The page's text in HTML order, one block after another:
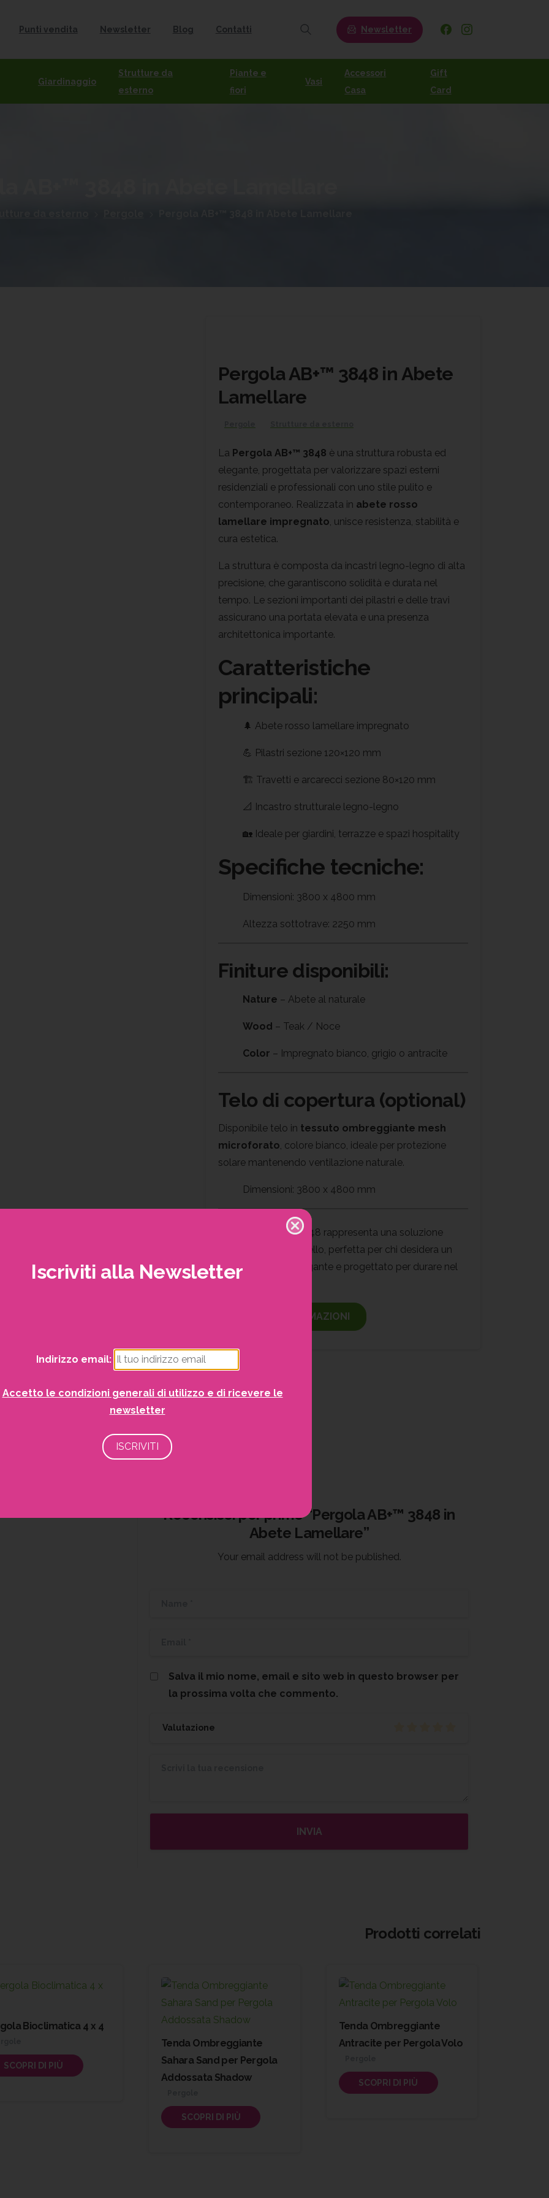
Punti vendita Newsletter Blog Contatti
Search
Newsletter
Giardinaggio
Strutture da
esterno
Piante e
fiori
Vasi
Accessori
Casa
Gift
Card
Pergola AB+™ 3848 in Abete
Lamellare
La Pergola AB+™ 3848 è una struttura robusta ed
elegante, progettata per valorizzare spazi esterni
residenziali e professionali con uno stile pulito e
contemporaneo. Realizzata in abete rosso
lamellare impregnato, unisce resistenza, stabilità e
cura estetica.
La struttura è composta da incastri legno-legno di alta
precisione, che garantiscono solidità e durata nel
tempo. Le sezioni importanti dei pilastri e delle travi
assicurano una portata elevata e una presenza
architettonica importante.
Caratteristiche
principali:
🌲 Abete rosso lamellare impregnato
💪 Pilastri sezione 120×120 mm
🏗️ Travetti e arcarecci sezione 80×120 mm
📐 Incastro strutturale legno-legno
🏡 Ideale per giardini, terrazze e spazi hospitality
Specifiche tecniche:
Dimensioni: 3800 x 4800 mm
Altezza sottotrave: 2250 mm
Finiture disponibili:
Nature – Abete al naturale
Wood – Teak / Noce
Color – Impregnato bianco, grigio o antracite
Telo di copertura (optional)
Disponibile telo in tessuto ombreggiante mesh
microforato, colore bianco, ideale per protezione
solare mantenendo ventilazione naturale.
Dimensioni: 3800 x 4800 mm
La Pergola AB+™ 3848 rappresenta una soluzione
strutturale di alto livello, perfetta per chi desidera un
prodotto solido, elegante e progettato per durare nel
RICHIEDI INFORMAZIONI
Recensioni (0)
Recensisci per primo “Pergola AB+™ 3848 in
Abete Lamellare”
Your email address will not be published.
Salva il mio nome, email e sito web in questo browser per
la prossima volta che commento.
Valutazione
Prodotti correlati
Bioclimatica 4 x 4
SCOPRI DI PIÙ
Tenda Ombreggiante
Sahara Sand per Pergola
Addossata Shadow
SCOPRI DI PIÙ
Tenda Ombreggiante
Antracite per Pergola Volo
SCOPRI DI PIÙ
Iscriviti alla Newsletter
Indirizzo email:
Accetto le condizioni generali di utilizzo e di ricevere le
newsletter